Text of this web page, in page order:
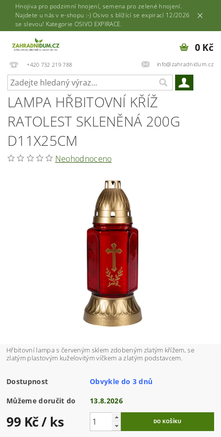
Hnojiva pro podzimní hnojení, semena pro zelené hnojení.
Najdete u nás v e-shopu :-) Osivo s blížící se expirací 12/2026
se slevou! Kategorie OSIVO EXPIRACE.
+420 732 219 788 info@zahradnidum.cz
0 Kč
LAMPA HŘBITOVNÍ KŘÍŽ
RATOLEST SKLENĚNÁ 200G
D11X25CM
Neohodnoceno
Hřbitovní lampa s červeným sklem zdobeným zlatým křížem, se
zlatým plastovým kuželovitým víčkem a zlatým podstavcem.
Dostupnost Obvykle do 3 dnů
Můžeme doručit do 13.8.2026
99 Kč/ ks